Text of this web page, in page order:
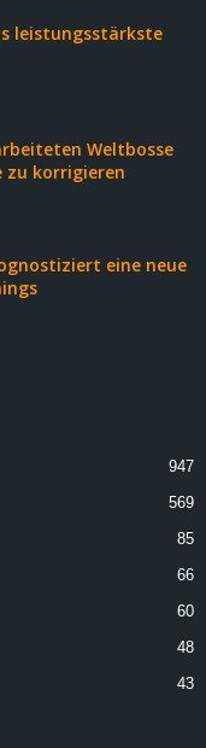
leistungsstärkste
Weltbosse
zu korrigieren
eine neue
947
569
85
66
60
48
43